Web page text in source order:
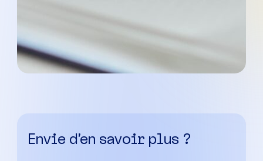
Envie d’en savoir plus ?